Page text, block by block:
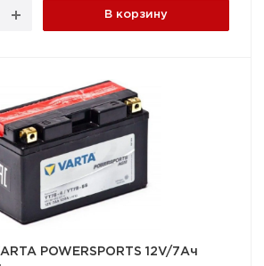
В корзину
POWERSPORTS 12V/7Ач